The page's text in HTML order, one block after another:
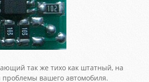
так же тихо как штатный, на
вашего автомобиля.